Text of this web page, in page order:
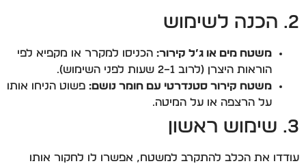
2. הכנה לשימוש
משטח מים או ג’ל קירור: הכניסו למקרר או מקפיא לפי
הוראות היצרן (לרוב 1–2 שעות לפני השימוש).
משטח קירור סטנדרטי עם חומר נושם: פשוט הניחו אותו
על הרצפה או על המיטה.
3. שימוש ראשון
עודדו את הכלב להתקרב למשטח, אפשרו לו לחקור אותו